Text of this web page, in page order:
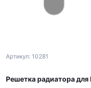
Артикул: 10281
Решетка радиатора